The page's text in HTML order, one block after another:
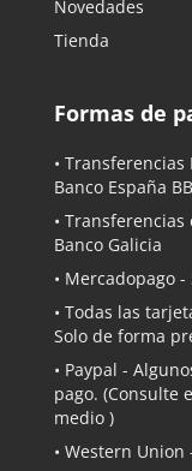
Novedades
Tienda
Formas de
•
Banco España
•
Banco Galicia
• Mercadopago -
• Todas las
Solo de forma
• Paypal -
pago. (Consulte
medio )
• Western